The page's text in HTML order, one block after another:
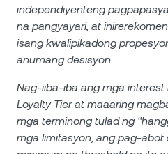
independiyenteng
na pangyayari, at
isang kwalipikadong
anumang desisyon.
Nag-iiba-iba ang mga
Loyalty Tier at maaaring
mga terminong tulad ng
mga limitasyon, ang pag-